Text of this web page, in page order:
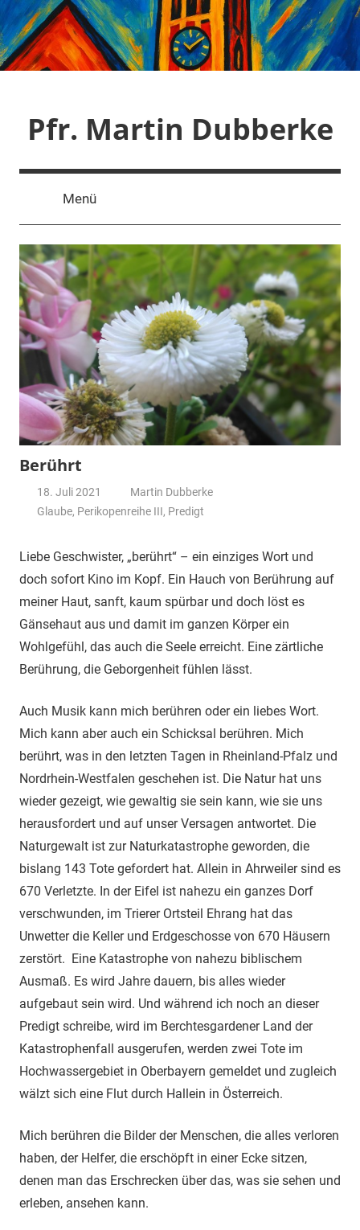
Zum
Inhalt
springen
Pfr. Martin Dubberke
Menü
Berührt
18. Juli 2021
Martin Dubberke
Glaube, Perikopenreihe III, Predigt
Liebe Geschwister, „berührt“ – ein einziges Wort und
doch sofort Kino im Kopf. Ein Hauch von Berührung auf
meiner Haut, sanft, kaum spürbar und doch löst es
Gänsehaut aus und damit im ganzen Körper ein
Wohlgefühl, das auch die Seele erreicht. Eine zärtliche
Berührung, die Geborgenheit fühlen lässt.
Auch Musik kann mich berühren oder ein liebes Wort.
Mich kann aber auch ein Schicksal berühren. Mich
berührt, was in den letzten Tagen in Rheinland-Pfalz und
Nordrhein-Westfalen geschehen ist. Die Natur hat uns
wieder gezeigt, wie gewaltig sie sein kann, wie sie uns
herausfordert und auf unser Versagen antwortet. Die
Naturgewalt ist zur Naturkatastrophe geworden, die
bislang 143 Tote gefordert hat. Allein in Ahrweiler sind es
670 Verletzte. In der Eifel ist nahezu ein ganzes Dorf
verschwunden, im Trierer Ortsteil Ehrang hat das
Unwetter die Keller und Erdgeschosse von 670 Häusern
zerstört. Eine Katastrophe von nahezu biblischem
Ausmaß. Es wird Jahre dauern, bis alles wieder
aufgebaut sein wird. Und während ich noch an dieser
Predigt schreibe, wird im Berchtesgardener Land der
Katastrophenfall ausgerufen, werden zwei Tote im
Hochwassergebiet in Oberbayern gemeldet und zugleich
wälzt sich eine Flut durch Hallein in Österreich.
Mich berühren die Bilder der Menschen, die alles verloren
haben, der Helfer, die erschöpft in einer Ecke sitzen,
denen man das Erschrecken über das, was sie sehen und
erleben, ansehen kann.